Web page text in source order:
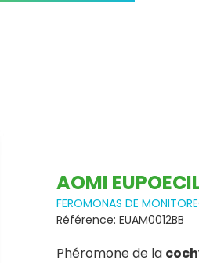
AOMI
FEROMONAS DE
Référence: EUAM0012BB
Phéromone de la